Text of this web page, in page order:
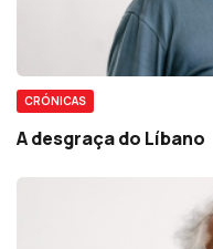
CRÓNICAS
A desgraça do Líbano